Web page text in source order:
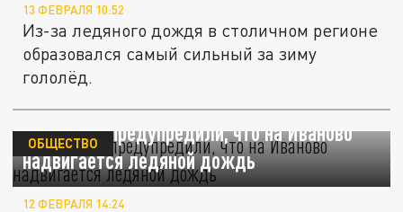
13 ФЕВРАЛЯ 10:52
Из-за ледяного дождя в столичном регионе
образовался самый сильный за зиму
гололёд.
Синоптики предупредили, что на Иваново
надвигается ледяной дождь
ОБЩЕСТВО
12 ФЕВРАЛЯ 14:24